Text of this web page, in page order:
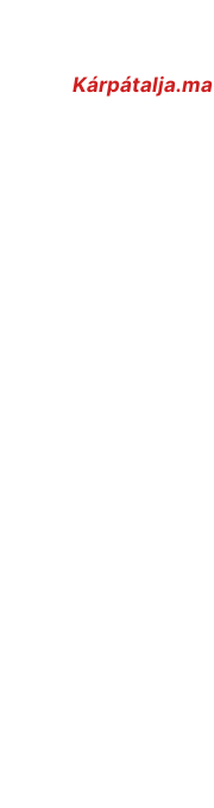
Kárpátalja.ma